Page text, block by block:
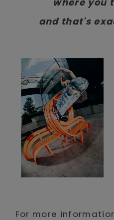
and that's
For more